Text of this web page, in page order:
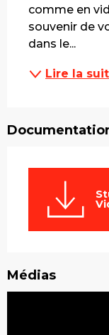
comme en
souvenir de
dans le...
Lire la
Médias